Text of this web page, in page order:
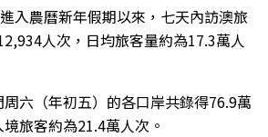
入農曆新年假期以來，七天內訪澳旅
人次，日均旅客量約為17.3萬人
六（年初五）的各口岸共錄得76.9萬
旅客約為21.4萬人次。